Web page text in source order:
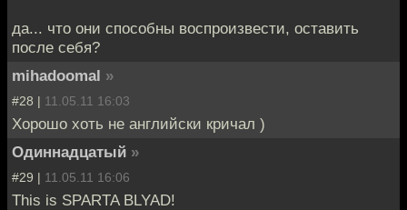
да... что они способны воспроизвести, оставить
после себя?
mihadoomal »
#28 | 11.05.11 16:03
Хорошо хоть не английски кричал )
Одиннадцатый »
#29 | 11.05.11 16:06
This is SPARTA BLYAD!